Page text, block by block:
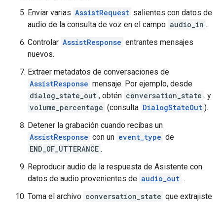
Enviar varias AssistRequest salientes con datos de
audio de la consulta de voz en el campo audio_in .
Controlar AssistResponse entrantes mensajes
nuevos.
Extraer metadatos de conversaciones de
AssistResponse mensaje. Por ejemplo, desde
dialog_state_out , obtén conversation_state . y
volume_percentage (consulta DialogStateOut ).
Detener la grabación cuando recibas un
AssistResponse con un event_type de
END_OF_UTTERANCE .
Reproducir audio de la respuesta de Asistente con
datos de audio provenientes de audio_out .
Toma el archivo conversation_state que extrajiste